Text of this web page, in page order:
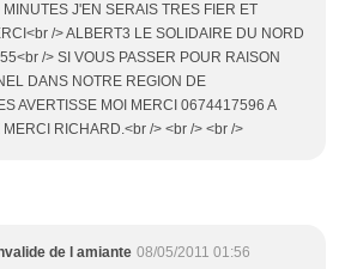
MINUTES J'EN SERAIS TRES FIER ET
/> ALBERT3 LE SOLIDAIRE DU NORD
/> SI VOUS PASSER POUR RAISON
DANS NOTRE REGION DE
AVERTISSE MOI MERCI 0674417596 A
MERCI RICHARD.<br /> <br /> <br />
de l amiante 08/05/2011 01:56